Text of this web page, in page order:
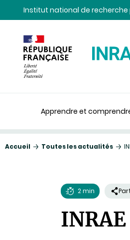
Contenu
Recherche
NavigationInstitut national de
Apprendre et
Accueil Toutes les actualités
de
2 min